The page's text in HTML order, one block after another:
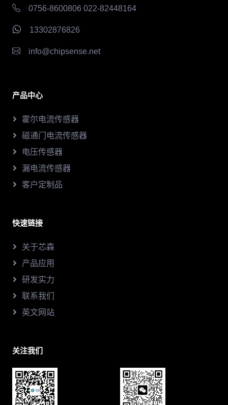
0756-8600806 022-82448164
13302876826
info@chipsense.net
产品中心
霍尔电流传感器
磁通门电流传感器
电压传感器
漏电流传感器
客户定制品
快速链接
关于芯森
产品应用
研发实力
联系我们
英文网站
关注我们